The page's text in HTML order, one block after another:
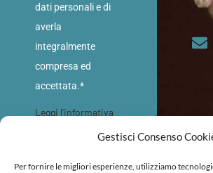
Gestisci Consenso
Per fornire le migliori esperienze, utilizziamo
dati personali e di
averla
integralmente
compresa ed
accettata.*
Leggi l'informativa
INVIA